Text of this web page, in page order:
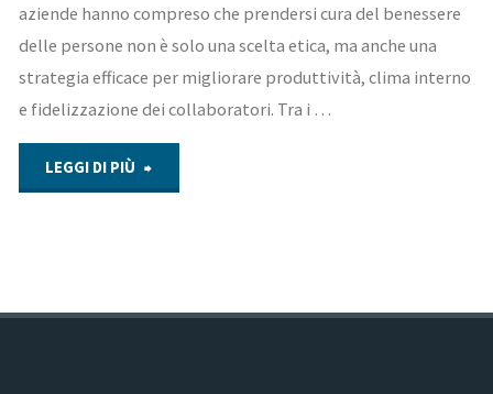
aziende hanno compreso che prendersi cura del benessere
delle persone non è solo una scelta etica, ma anche una
strategia efficace per migliorare produttività, clima interno
e fidelizzazione dei collaboratori. Tra i …
LEGGI DI PIÙ "Welfare
benessere